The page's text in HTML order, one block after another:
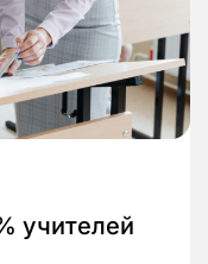
учителей